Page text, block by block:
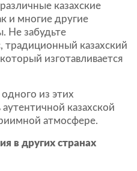
казахские
и многие другие
Не забудьте
традиционный казахский
изготавливается
из этих
казахской
атмосфере.
в других странах